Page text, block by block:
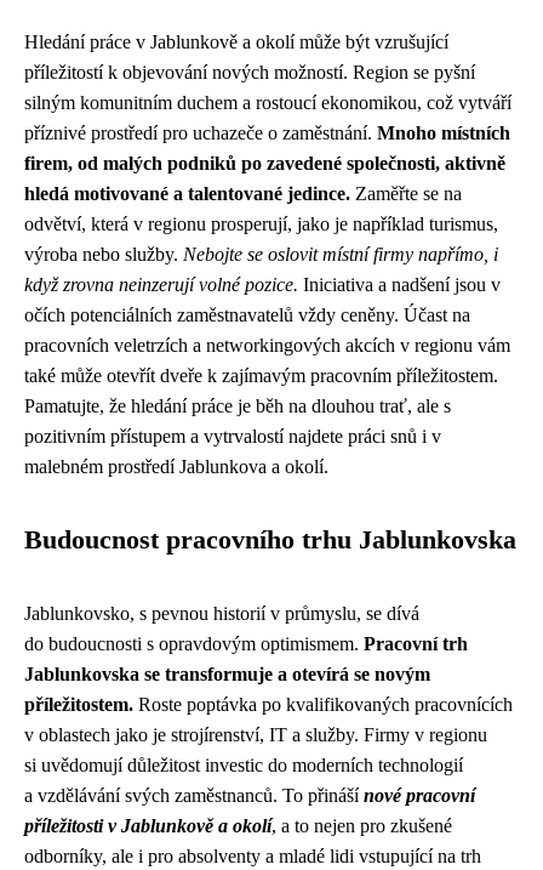
Hledání práce v Jablunkově a okolí může být vzrušující
příležitostí k objevování nových možností. Region se pyšní
silným komunitním duchem a rostoucí ekonomikou, což vytváří
příznivé prostředí pro uchazeče o zaměstnání. Mnoho místních
firem, od malých podniků po zavedené společnosti, aktivně
hledá motivované a talentované jedince. Zaměřte se na
odvětví, která v regionu prosperují, jako je například turismus,
výroba nebo služby. Nebojte se oslovit místní firmy napřímo, i
když zrovna neinzerují volné pozice. Iniciativa a nadšení jsou v
očích potenciálních zaměstnavatelů vždy ceněny. Účast na
pracovních veletrzích a networkingových akcích v regionu vám
také může otevřít dveře k zajímavým pracovním příležitostem.
Pamatujte, že hledání práce je běh na dlouhou trať, ale s
pozitivním přístupem a vytrvalostí najdete práci snů i v
malebném prostředí Jablunkova a okolí.
Budoucnost pracovního trhu Jablunkovska
Jablunkovsko, s pevnou historií v průmyslu, se dívá
do budoucnosti s opravdovým optimismem. Pracovní trh
Jablunkovska se transformuje a otevírá se novým
příležitostem. Roste poptávka po kvalifikovaných pracovnících
v oblastech jako je strojírenství, IT a služby. Firmy v regionu
si uvědomují důležitost investic do moderních technologií
a vzdělávání svých zaměstnanců. To přinášínové pracovní
příležitosti v Jablunkově a okolí, a to nejen pro zkušené
odborníky, ale i pro absolventy a mladé lidi vstupující na trh